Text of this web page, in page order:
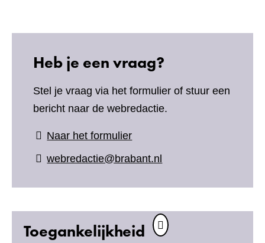
Heb je een vraag?
Stel je vraag via het formulier of stuur een
bericht naar de webredactie.
Naar het formulier(verwijst
naar
andere
webredactie@brabant.nl
Toegankelijkheid